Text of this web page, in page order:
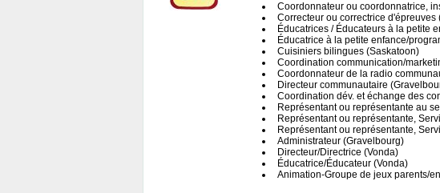
Coordonnateur ou coordonnatrice,
Correcteur ou correctrice
Éducatrices / Éducateurs à la petite
Éducatrice à la petite enfance/
Cuisiniers bilingues (Saskatoon)
Coordination communication/
Coordonnateur de la radio
Directeur communautaire
Coordination dév. et échange des
Représentant ou représentante au
Représentant ou représentante,
Représentant ou représentante,
Administrateur (Gravelbourg)
Directeur/Directrice (Vonda)
Éducatrice/Éducateur (Vonda)
Animation-Groupe de jeux parents/